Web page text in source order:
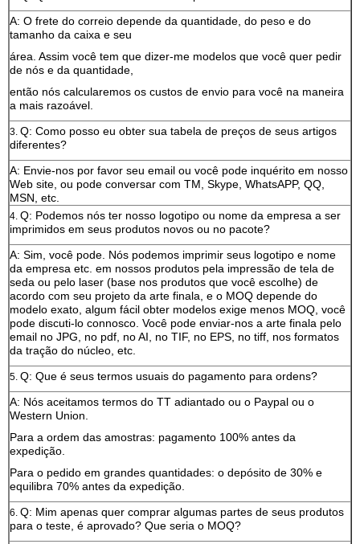
A: O frete do correio depende da quantidade, do peso e do
tamanho da caixa e seu
área. Assim você tem que dizer-me modelos que você quer pedir
de nós e da quantidade,
então nós calcularemos os custos de envio para você na maneira
a mais razoável.
3. Q: Como posso eu obter sua tabela de preços de seus artigos
diferentes?
A: Envie-nos por favor seu email ou você pode inquérito em nosso
Web site, ou pode conversar com TM, Skype, WhatsAPP, QQ,
MSN, etc.
4. Q: Podemos nós ter nosso logotipo ou nome da empresa a ser
imprimidos em seus produtos novos ou no pacote?
A: Sim, você pode. Nós podemos imprimir seus logotipo e nome
da empresa etc. em nossos produtos pela impressão de tela de
seda ou pelo laser (base nos produtos que você escolhe) de
acordo com seu projeto da arte finala, e o MOQ depende do
modelo exato, algum fácil obter modelos exige menos MOQ, você
pode discuti-lo connosco. Você pode enviar-nos a arte finala pelo
email no JPG, no pdf, no AI, no TIF, no EPS, no tiff, nos formatos
da tração do núcleo, etc.
5. Q: Que é seus termos usuais do pagamento para ordens?
A: Nós aceitamos termos do TT adiantado ou o Paypal ou o
Western Union.
Para a ordem das amostras: pagamento 100% antes da
expedição.
Para o pedido em grandes quantidades: o depósito de 30% e
equilibra 70% antes da expedição.
6. Q: Mim apenas quer comprar algumas partes de seus produtos
para o teste, é aprovado? Que seria o MOQ?